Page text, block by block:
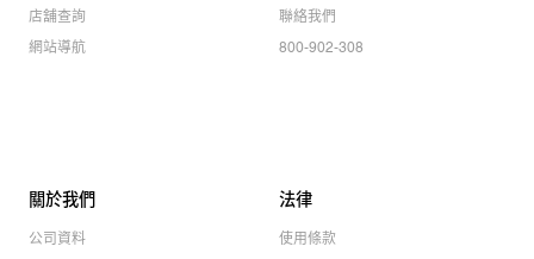
店舖查詢
網站導航
聯絡我們
800-902-308
關於我們
公司資料
法律
使用條款